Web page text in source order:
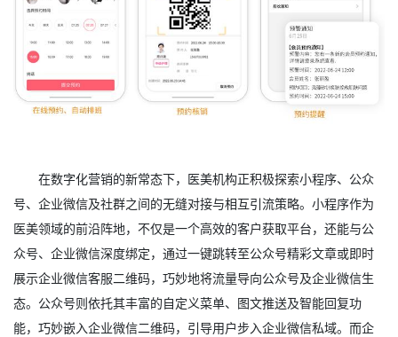
在数字化营销的新常态下，医美机构正积极探索小程序、公众
号、企业微信及社群之间的无缝对接与相互引流策略。小程序作为
医美领域的前沿阵地，不仅是一个高效的客户获取平台，还能与公
众号、企业微信深度绑定，通过一键跳转至公众号精彩文章或即时
展示企业微信客服二维码，巧妙地将流量导向公众号及企业微信生
态。公众号则依托其丰富的自定义菜单、图文推送及智能回复功
能，巧妙嵌入企业微信二维码，引导用户步入企业微信私域。而企